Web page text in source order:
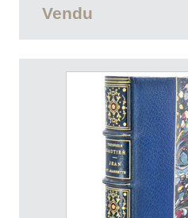
Vendu